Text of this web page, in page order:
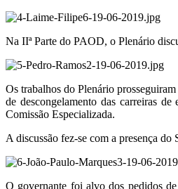
Na IIª Parte do PAOD, o Plenário
Os trabalhos do Plenário
de descongelamento das carreiras
Comissão Especializada.
A discussão fez-se com a presença
O governante foi alvo dos pedidos